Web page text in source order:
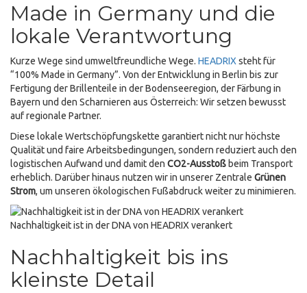
Made in Germany und die
lokale Verantwortung
Kurze Wege sind umweltfreundliche Wege. HEADRIX steht für
“100% Made in Germany”. Von der Entwicklung in Berlin bis zur
Fertigung der Brillenteile in der Bodenseeregion, der Färbung in
Bayern und den Scharnieren aus Österreich: Wir setzen bewusst
auf regionale Partner.
Diese lokale Wertschöpfungskette garantiert nicht nur höchste
Qualität und faire Arbeitsbedingungen, sondern reduziert auch den
logistischen Aufwand und damit den CO2-Ausstoß beim Transport
erheblich. Darüber hinaus nutzen wir in unserer Zentrale Grünen
Strom, um unseren ökologischen Fußabdruck weiter zu minimieren.
Nachhaltigkeit ist in der DNA von HEADRIX verankert
Nachhaltigkeit bis ins
kleinste Detail